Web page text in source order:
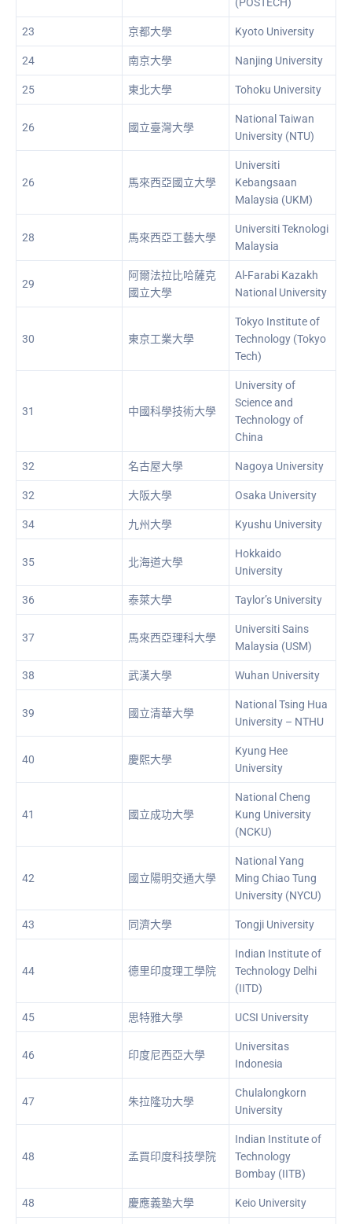
23 京都大學 Kyoto University
24 南京大學 Nanjing University
25 東北大學 Tohoku University
26 國立臺灣大學
National Taiwan
University (NTU)
26 馬來西亞國立大學
Universiti
Kebangsaan
Malaysia (UKM)
28 馬來西亞工藝大學
Universiti Teknologi
Malaysia
29
阿爾法拉比哈薩克
國立大學
Al-Farabi Kazakh
National University
30 東京工業大學
Tokyo Institute of
Technology (Tokyo
Tech)
31 中國科學技術大學
University of
Science and
Technology of
China
32 名古屋大學 Nagoya University
32 大阪大學 Osaka University
34 九州大學 Kyushu University
35 北海道大學
Hokkaido
University
36 泰萊大學 Taylor’s University
37 馬來西亞理科大學
Universiti Sains
Malaysia (USM)
38 武漢大學 Wuhan University
39 國立清華大學
National Tsing Hua
University – NTHU
40 慶熙大學
Kyung Hee
University
41 國立成功大學
National Cheng
Kung University
(NCKU)
42 國立陽明交通大學
National Yang
Ming Chiao Tung
University (NYCU)
43 同濟大學 Tongji University
44 德里印度理工學院
Indian Institute of
Technology Delhi
(IITD)
45 思特雅大學 UCSI University
46 印度尼西亞大學
Universitas
Indonesia
47 朱拉隆功大學
Chulalongkorn
University
48 孟買印度科技學院
Indian Institute of
Technology
Bombay (IITB)
48 慶應義塾大學 Keio University